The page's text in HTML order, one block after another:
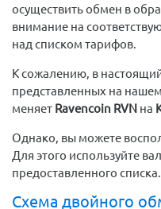
осуществить обмен в
внимание на
над списком тарифов.
К сожалению, в
представленных на
меняет Ravencoin RVN на
Однако, вы можете
Для этого используйте
предоставленного списка.
Схема двойного